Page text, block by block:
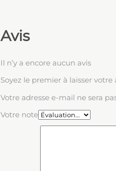
Avis
Il n’y a encore aucun avis
Soyez le premier à laisser
Votre adresse e-mail ne sera
Votre note